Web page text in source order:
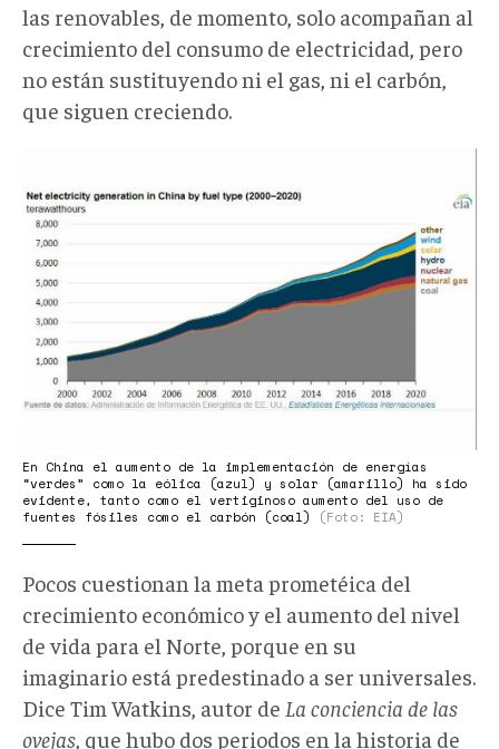
las renovables, de momento, solo acompañan al
crecimiento del consumo de electricidad, pero
no están sustituyendo ni el gas, ni el carbón,
que siguen creciendo.
En China el aumento de la implementación de energías
“verdes” como la eólica (azul) y solar (amarillo) ha sido
evidente, tanto como el vertiginoso aumento del uso de
fuentes fósiles como el carbón (coal)
(Foto: EIA)
Pocos cuestionan la meta prometéica del
crecimiento económico y el aumento del nivel
de vida para el Norte, porque en su
imaginario está predestinado a ser universales.
Dice Tim Watkins, autor de La conciencia de las
ovejas, que hubo dos periodos en la historia de